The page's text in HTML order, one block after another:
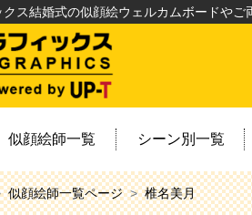
ス結婚式の似顔絵ウェルカムボードや
似顔絵師一覧 シーン別一覧
似顔絵師一覧ページ 椎名美月